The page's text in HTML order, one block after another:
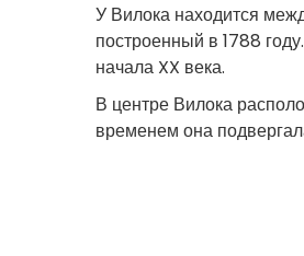
У Вилока находится
построенный в 1788
начала XX века.
В центре Вилока
временем она